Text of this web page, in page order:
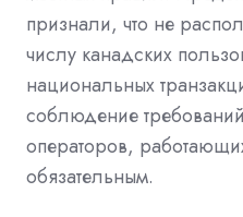
признали, что не
числу канадских
национальных
соблюдение
операторов,
обязательным.